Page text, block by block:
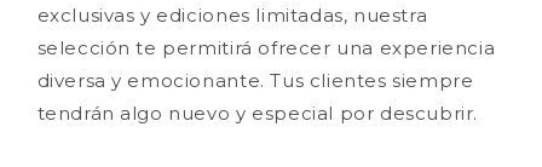
exclusivas y ediciones limitadas, nuestra
selección te permitirá ofrecer una experiencia
diversa y emocionante. Tus clientes siempre
tendrán algo nuevo y especial por descubrir.